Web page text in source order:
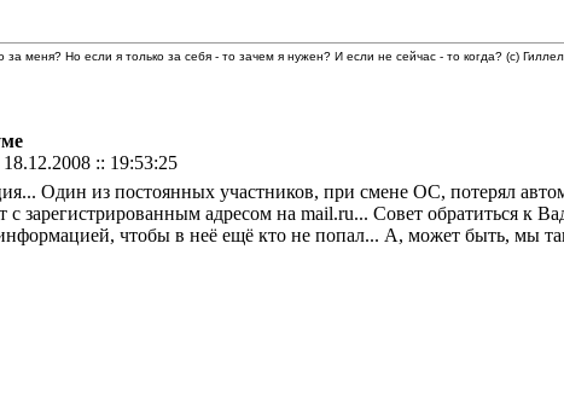
за меня? Но если я только за себя - то зачем я нужен? И если не сейчас - то когда? (с)
18.12.2008 :: 19:53:25
Один из постоянных участников, при смене ОС, потерял
с зарегистрированным адресом на mail.ru... Совет обратиться к
чтобы в неё ещё кто не попал... А, может быть, мы